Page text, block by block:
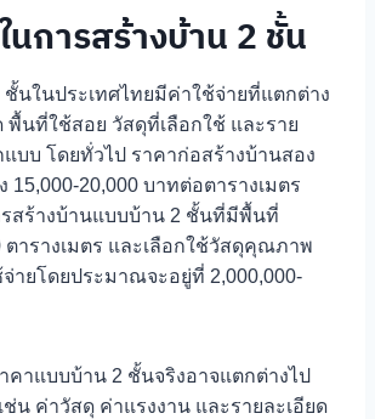
นการสร้างบ้าน 2 ชั้น
ชั้นในประเทศไทยมีค่าใช้จ่ายที่แตกต่าง
นที่ใช้สอย วัสดุที่เลือกใช้ และราย
แบบ โดยทั่วไป ราคาก่อสร้างบ้านสอง
15,000-20,000 บาทต่อตารางเมตร
รสร้างบ้านแบบบ้าน 2 ชั้นที่มีพื้นที่
ตารางเมตร และเลือกใช้วัสดุคุณภาพ
ายโดยประมาณจะอยู่ที่ 2,000,000-
คาแบบบ้าน 2 ชั้นจริงอาจแตกต่างไป
ช่น ค่าวัสดุ ค่าแรงงาน และรายละเอียด